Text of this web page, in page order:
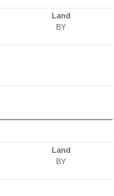
Land
BY
Land
BY